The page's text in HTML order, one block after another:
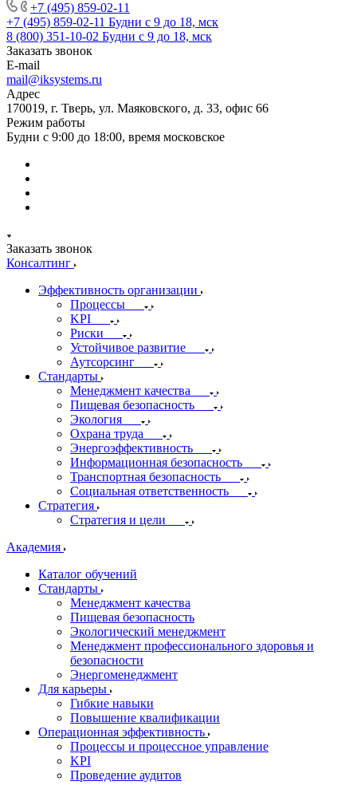
+7 (495) 859-02-11
+7 (495) 859-02-11 Будни с 9 до 18, мск
8 (800) 351-10-02 Будни с 9 до 18, мск
Заказать звонок
E-mail
mail@iksystems.ru
Адрес
170019, г. Тверь, ул. Маяковского, д. 33, офис 66
Режим работы
Будни с 9:00 до 18:00, время московское
Заказать звонок
Консалтинг
Эффективность организации
Процессы
KPI
Риски
Устойчивое развитие
Аутсорсинг
Стандарты
Менеджмент качества
Пищевая безопасность
Экология
Охрана труда
Энергоэффективность
Информационная безопасность
Транспортная безопасность
Социальная ответственность
Стратегия
Стратегия и цели
Академия
Каталог обучений
Стандарты
Менеджмент качества
Пищевая безопасность
Экологический менеджмент
Менеджмент профессионального здоровья и
безопасности
Энергоменеджмент
Для карьеры
Гибкие навыки
Повышение квалификации
Операционная эффективность
Процессы и процессное управление
KPI
Проведение аудитов